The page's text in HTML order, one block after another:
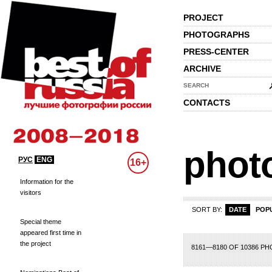
PROJECT
PHOTOGRAPHS
PRESS-CENTER
ARCHIVE
SEARCH
CONTACTS
РУС ENG 16+
Information for the
visitors
Special theme
appeared first time in
the project
SORT BY: DATE
8161—8180 OF 10386
386 387 395 396 397 398 399